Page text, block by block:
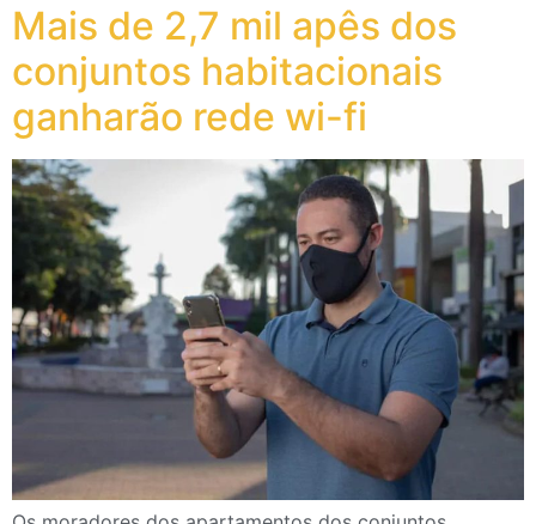
Mais de 2,7 mil apês dos
conjuntos habitacionais
ganharão rede wi-fi